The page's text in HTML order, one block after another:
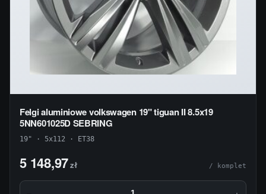
Felgi aluminiowe volkswagen 19" tiguan II 8.5x19
5NN601025D SEBRING
19" · 5x112 · ET38
5 148,97zł / komplet